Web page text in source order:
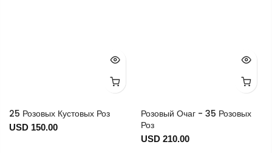
25 Розовых Кустовых Роз
USD 150.00
Розовый Очаг - 35 Розовых
Роз
USD 210.00